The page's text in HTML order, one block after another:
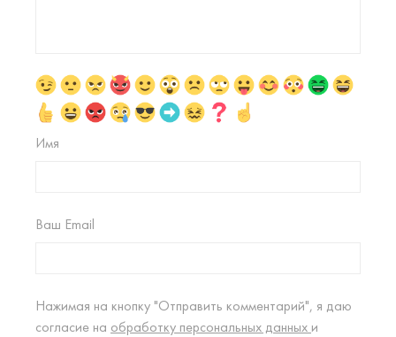
Имя
Ваш Email
Нажимая на кнопку "Отправить комментарий", я даю
согласие на обработку персональных данных и